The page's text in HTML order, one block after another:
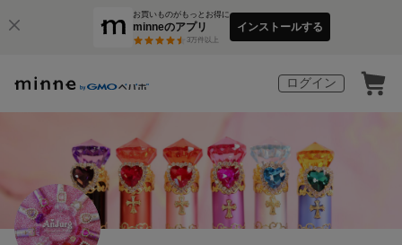
お買いものがもっとお得に
minneのアプリ
3万件以上
インストールする
ログイン